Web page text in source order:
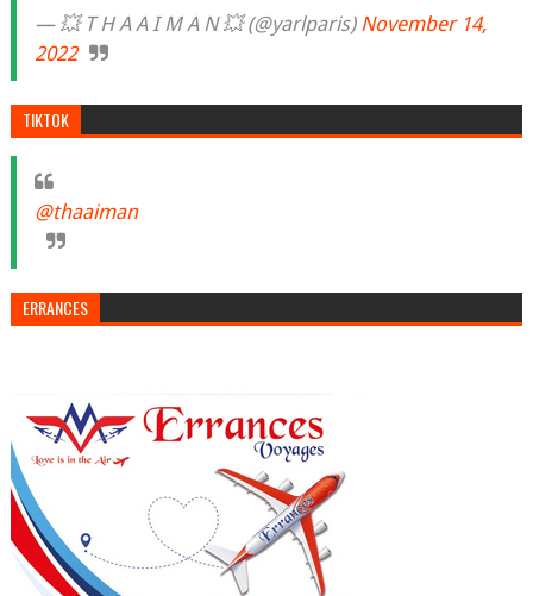
— 💥 T H A A I M A N 💥 (@yarlparis) November 14,
2022
TIKTOK
@thaaiman
ERRANCES